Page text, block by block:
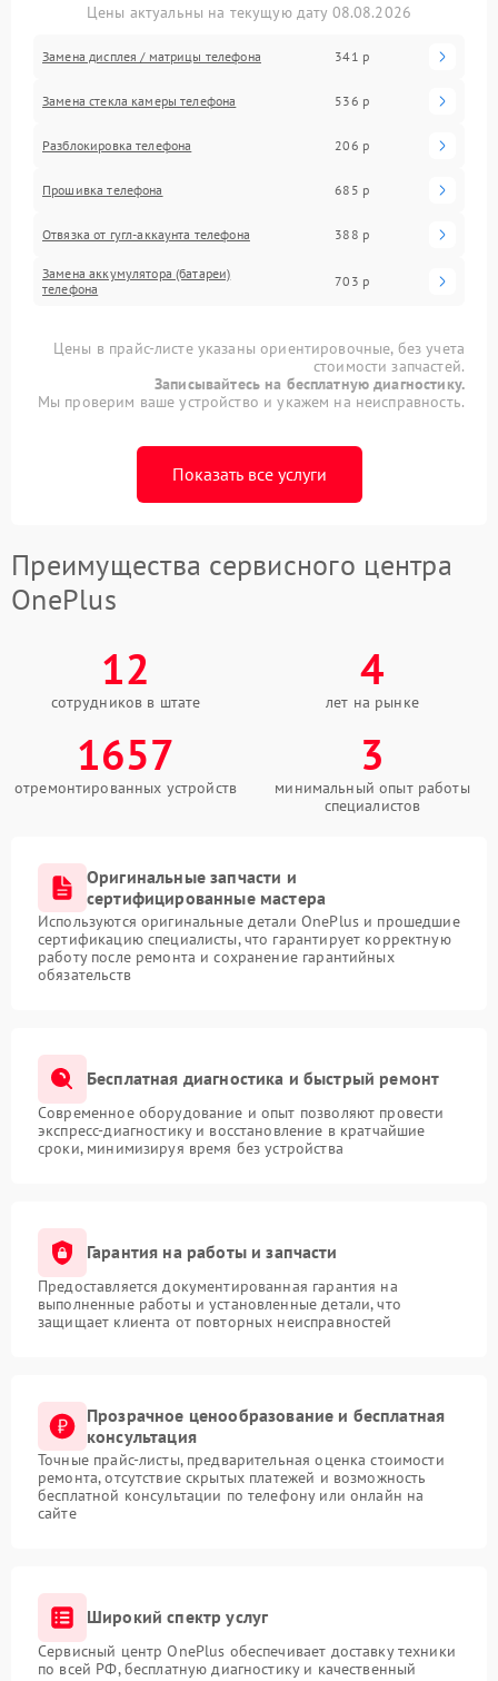
Цены актуальны на текущую дату 08.08.2026
Замена дисплея / матрицы телефона 341 р
Замена стекла камеры телефона 536 р
Разблокировка телефона 206 р
Прошивка телефона 685 р
Отвязка от гугл-аккаунта телефона 388 р
Замена аккумулятора (батареи)
телефона
703 р
Цены в прайс-листе указаны ориентировочные, без учета
стоимости запчастей.
Записывайтесь на бесплатную диагностику.
Мы проверим ваше устройство и укажем на неисправность.
Показать все услуги
Преимущества сервисного центра
OnePlus
12
сотрудников в штате
4
лет на рынке
1657
отремонтированных устройств
3
минимальный опыт работы
специалистов
Оригинальные запчасти и
сертифицированные мастера
Используются оригинальные детали OnePlus и прошедшие
сертификацию специалисты, что гарантирует корректную
работу после ремонта и сохранение гарантийных
обязательств
Бесплатная диагностика и быстрый ремонт
Современное оборудование и опыт позволяют провести
экспресс-диагностику и восстановление в кратчайшие
сроки, минимизируя время без устройства
Гарантия на работы и запчасти
Предоставляется документированная гарантия на
выполненные работы и установленные детали, что
защищает клиента от повторных неисправностей
Прозрачное ценообразование и бесплатная
консультация
Точные прайс-листы, предварительная оценка стоимости
ремонта, отсутствие скрытых платежей и возможность
бесплатной консультации по телефону или онлайн на
сайте
Широкий спектр услуг
Сервисный центр OnePlus обеспечивает доставку техники
по всей РФ, бесплатную диагностику и качественный